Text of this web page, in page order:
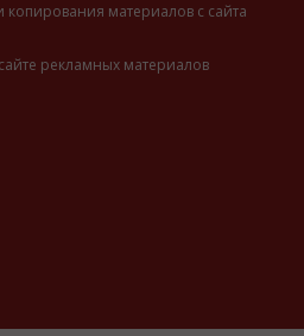
копирования материалов с сайта
рекламных материалов